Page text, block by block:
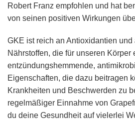
Robert Franz empfohlen und hat
von seinen positiven Wirkungen
GKE ist reich an Antioxidantien
Nährstoffen, die für unseren
entzündungshemmende,
Eigenschaften, die dazu beitragen
Krankheiten und Beschwerden zu
regelmäßiger Einnahme von
du deine Gesundheit auf vielerlei